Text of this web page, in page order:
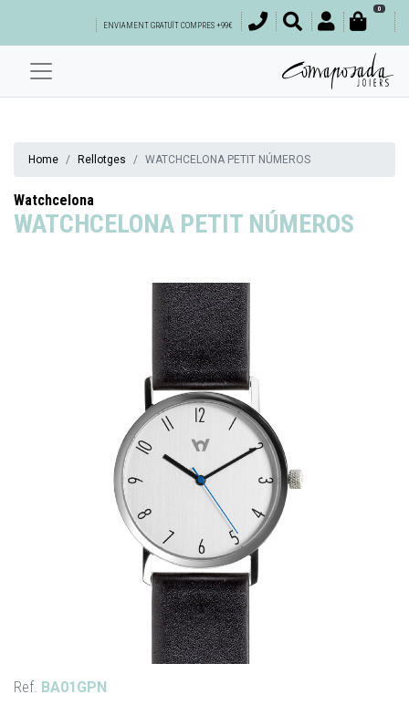
ENVIAMENT GRATUÏT COMPRES +99€
0
Home Rellotges WATCHCELONA PETIT NÚMEROS
Watchcelona
WATCHCELONA PETIT NÚMEROS
Ref. BA01GPN